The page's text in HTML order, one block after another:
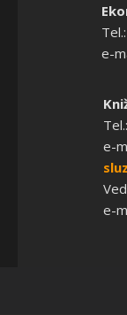
e-
e-
e-